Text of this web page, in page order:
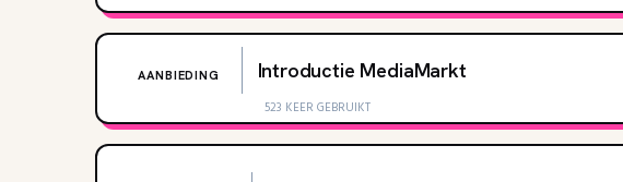
AANBIEDING Introductie MediaMarkt
523 KEER GEBRUIKT